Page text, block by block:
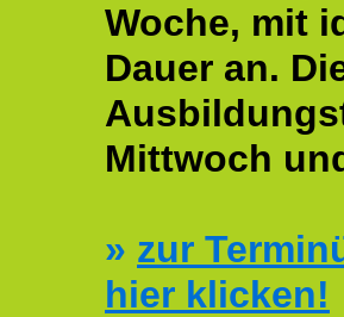
Woche, mit
Dauer an.
Mittwoch
» zur
hier klicken!